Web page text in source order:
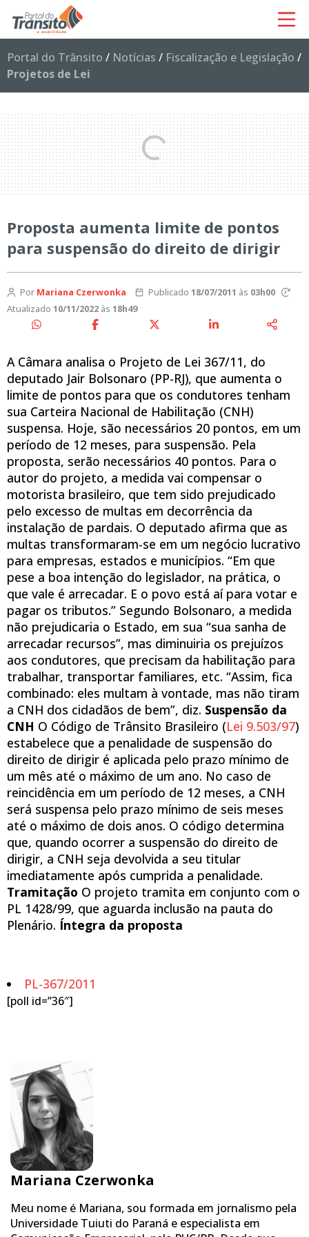
Portal do Trânsito / Notícias / Fiscalização e Legislação /
Projetos de Lei
Proposta aumenta limite de pontos
para suspensão do direito de dirigir
Por Mariana Czerwonka Publicado 18/07/2011 às 03h00
Atualizado 10/11/2022 às 18h49
A Câmara analisa o Projeto de Lei 367/11, do
deputado Jair Bolsonaro (PP-RJ), que aumenta o
limite de pontos para que os condutores tenham
sua Carteira Nacional de Habilitação (CNH)
suspensa. Hoje, são necessários 20 pontos, em um
período de 12 meses, para suspensão. Pela
proposta, serão necessários 40 pontos. Para o
autor do projeto, a medida vai compensar o
motorista brasileiro, que tem sido prejudicado
pelo excesso de multas em decorrência da
instalação de pardais. O deputado afirma que as
multas transformaram-se em um negócio lucrativo
para empresas, estados e municípios. “Em que
pese a boa intenção do legislador, na prática, o
que vale é arrecadar. E o povo está aí para votar e
pagar os tributos.” Segundo Bolsonaro, a medida
não prejudicaria o Estado, em sua “sua sanha de
arrecadar recursos”, mas diminuiria os prejuízos
aos condutores, que precisam da habilitação para
trabalhar, transportar familiares, etc. “Assim, fica
combinado: eles multam à vontade, mas não tiram
a CNH dos cidadãos de bem”, diz. Suspensão da
CNH O Código de Trânsito Brasileiro (Lei 9.503/97)
estabelece que a penalidade de suspensão do
direito de dirigir é aplicada pelo prazo mínimo de
um mês até o máximo de um ano. No caso de
reincidência em um período de 12 meses, a CNH
será suspensa pelo prazo mínimo de seis meses
até o máximo de dois anos. O código determina
que, quando ocorrer a suspensão do direito de
dirigir, a CNH seja devolvida a seu titular
imediatamente após cumprida a penalidade.
Tramitação O projeto tramita em conjunto com o
PL 1428/99, que aguarda inclusão na pauta do
Plenário. Íntegra da proposta
PL-367/2011
[poll id=”36″]
Mariana Czerwonka
Meu nome é Mariana, sou formada em jornalismo pela
Universidade Tuiuti do Paraná e especialista em